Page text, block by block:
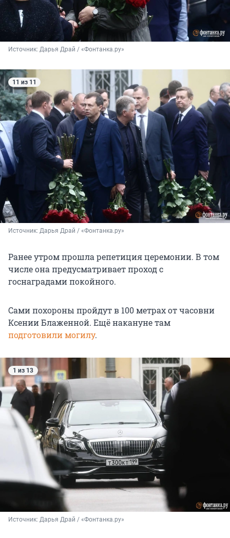
Источник: Дарья Драй / «Фонтанка.ру»
11 из 11
Источник: Дарья Драй / «Фонтанка.ру»
Ранее утром прошла репетиция церемонии. В том
числе она предусматривает проход с
госнаградами покойного.
Сами похороны пройдут в 100 метрах от часовни
Ксении Блаженной. Ещё накануне там
подготовили могилу.
1 из 13
Источник: Дарья Драй / «Фонтанка.ру»